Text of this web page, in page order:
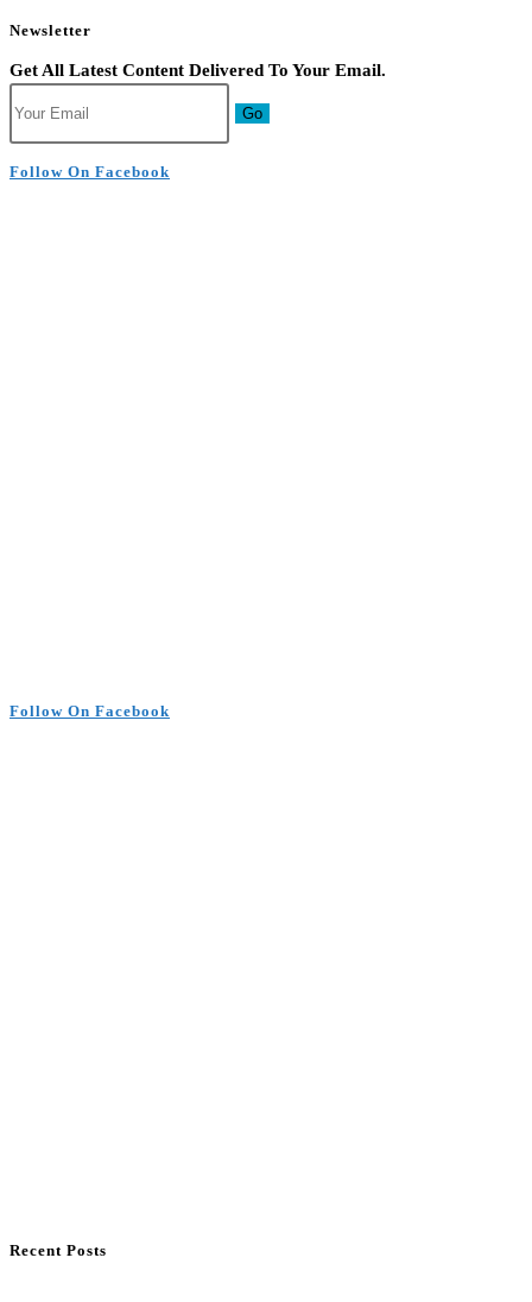
Newsletter
Get All Latest Content Delivered To Your Email.
Go
Follow On Facebook
Follow On Facebook
Recent Posts